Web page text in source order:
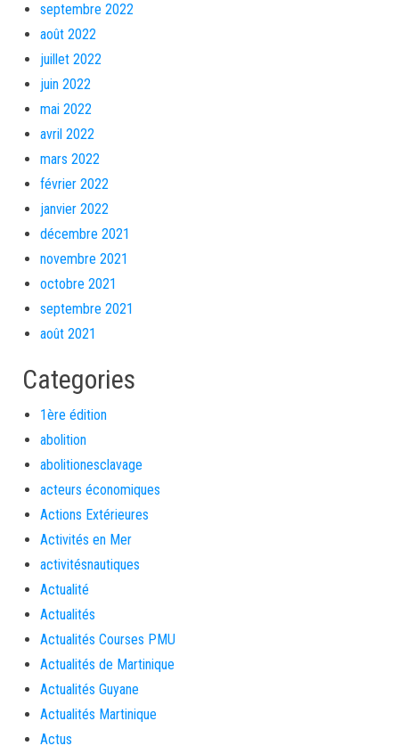
septembre 2022
août 2022
juillet 2022
juin 2022
mai 2022
avril 2022
mars 2022
février 2022
janvier 2022
décembre 2021
novembre 2021
octobre 2021
septembre 2021
août 2021
Categories
1ère édition
abolition
abolitionesclavage
acteurs économiques
Actions Extérieures
Activités en Mer
activitésnautiques
Actualité
Actualités
Actualités Courses PMU
Actualités de Martinique
Actualités Guyane
Actualités Martinique
Actus